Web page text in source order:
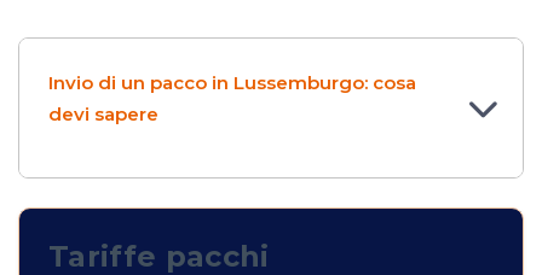
Invio di un pacco in Lussemburgo: cosa
devi sapere
Tariffe pacchi